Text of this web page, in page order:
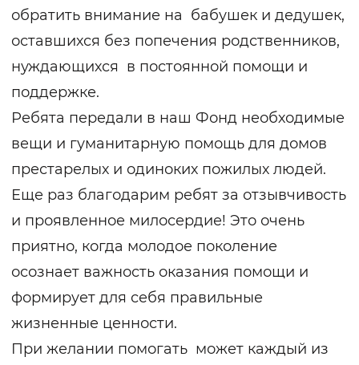
обратить внимание на бабушек и дедушек,
оставшихся без попечения родственников,
нуждающихся в постоянной помощи и
поддержке.
Ребята передали в наш Фонд необходимые
вещи и гуманитарную помощь для домов
престарелых и одиноких пожилых людей.
Еще раз благодарим ребят за отзывчивость
и проявленное милосердие! Это очень
приятно, когда молодое поколение
осознает важность оказания помощи и
формирует для себя правильные
жизненные ценности.
При желании помогать может каждый из